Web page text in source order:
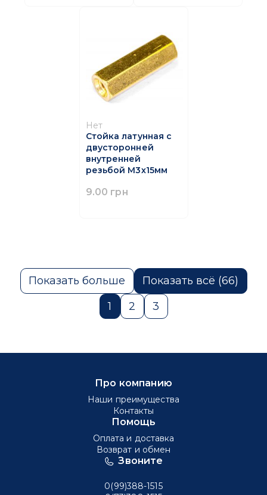
Нет
Стойка латунная с
двусторонней
внутренней
резьбой M3х15мм
9.00 грн
Показать больше
1
2 3
Показать всё (66)
Звоните
0(99)388-1515
Про компанию
Наши преимущества
Контакты
Помощь
Оплата и доставка
Возврат и обмен